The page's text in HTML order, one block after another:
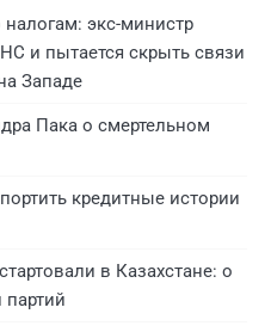
экс-министр
и пытается скрыть связи
Западе
Пака о смертельном
кредитные истории
в Казахстане: о